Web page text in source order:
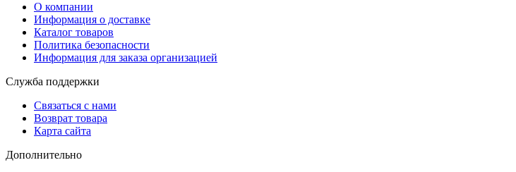
О компании
Информация о доставке
Каталог товаров
Политика безопасности
Информация для заказа организацией
Служба поддержки
Связаться с нами
Возврат товара
Карта сайта
Дополнительно